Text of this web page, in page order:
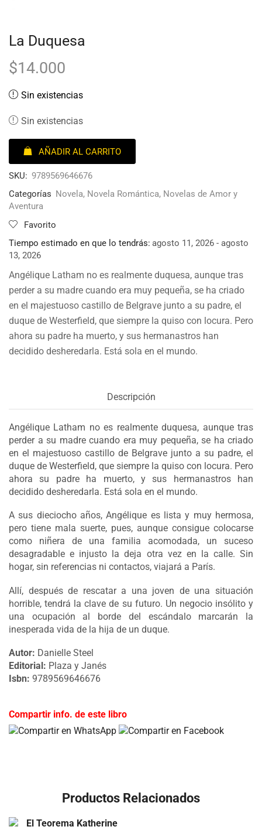
La Duquesa
$14.000
Sin existencias
Sin existencias
AÑADIR AL CARRITO
SKU: 9789569646676
Categorías Novela, Novela Romántica, Novelas de Amor y
Aventura
Favorito
Tiempo estimado en que lo tendrás: agosto 11, 2026 - agosto
13, 2026
Angélique Latham no es realmente duquesa, aunque tras
perder a su madre cuando era muy pequeña, se ha criado
en el majestuoso castillo de Belgrave junto a su padre, el
duque de Westerfield, que siempre la quiso con locura. Pero
ahora su padre ha muerto, y sus hermanastros han
decidido desheredarla. Está sola en el mundo.
Descripción
Angélique Latham no es realmente duquesa, aunque tras
perder a su madre cuando era muy pequeña, se ha criado
en el majestuoso castillo de Belgrave junto a su padre, el
duque de Westerfield, que siempre la quiso con locura. Pero
ahora su padre ha muerto, y sus hermanastros han
decidido desheredarla. Está sola en el mundo.
A sus dieciocho años, Angélique es lista y muy hermosa,
pero tiene mala suerte, pues, aunque consigue colocarse
como niñera de una familia acomodada, un suceso
desagradable e injusto la deja otra vez en la calle. Sin
hogar, sin referencias ni contactos, viajará a París.
Allí, después de rescatar a una joven de una situación
horrible, tendrá la clave de su futuro. Un negocio insólito y
una ocupación al borde del escándalo marcarán la
inesperada vida de la hija de un duque.
Autor: Danielle Steel
Editorial: Plaza y Janés
Isbn: 9789569646676
Compartir info. de este libro
Productos Relacionados